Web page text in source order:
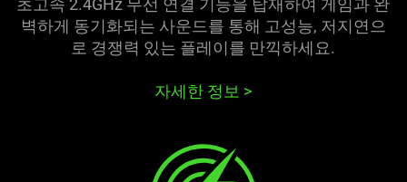
초고속 2.4GHz 무선 연결 기능을 탑재하여 게임과 완
벽하게 동기화되는 사운드를 통해 고성능, 저지연으
로 경쟁력 있는 플레이를 만끽하세요.
자세한 정보 >